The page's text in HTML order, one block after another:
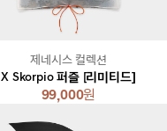
X Skorpio 퍼즐 [리미티드]
99,000원
제네시스 컬렉션